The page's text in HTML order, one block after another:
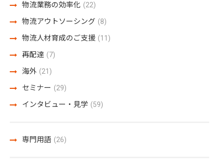
物流業務の効率化 (22)
物流アウトソーシング (8)
物流人材育成のご支援 (11)
再配達 (7)
海外 (21)
セミナー (29)
インタビュー・見学 (59)
専門用語 (26)